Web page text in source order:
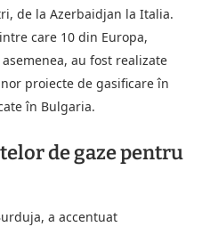
de la Azerbaidjan la Italia.
care 10 din Europa,
au fost realizate
proiecte de gasificare în
în Bulgaria.
de gaze pentru
a accentuat